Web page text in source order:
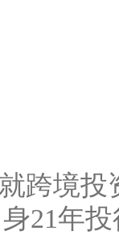
跨境投
身21年